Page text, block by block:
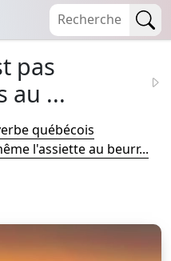
pas
au ...
québécois
l'assiette au beurr...